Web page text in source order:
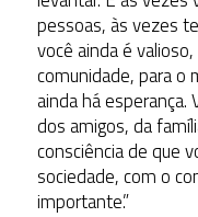
pessoas, às vezes
você ainda é
comunidade, para o
ainda há esperança.
dos amigos, da
consciência de que
sociedade, com o
importante.”